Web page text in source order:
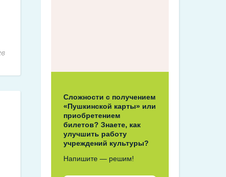
Сложности с получением
«Пушкинской карты» или
приобретением
билетов? Знаете, как
улучшить работу
учреждений культуры?
Напишите — решим!